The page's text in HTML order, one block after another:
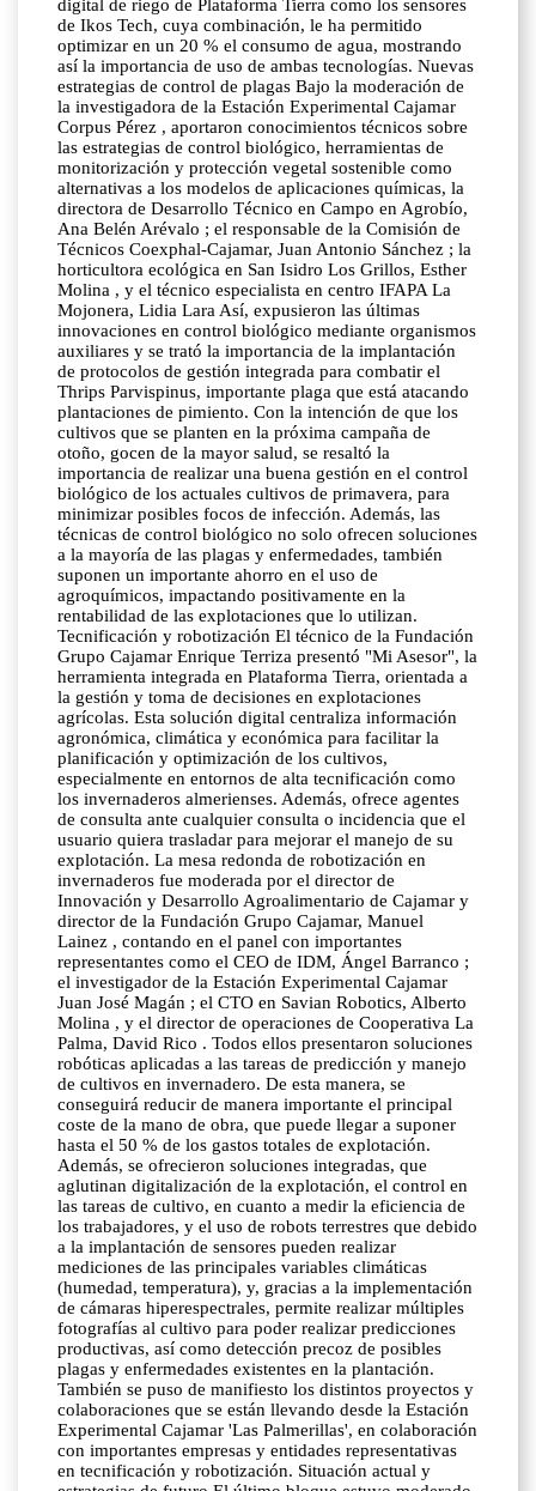
digital de riego de Plataforma Tierra como los sensores
de Ikos Tech, cuya combinación, le ha permitido
optimizar en un 20 % el consumo de agua, mostrando
así la importancia de uso de ambas tecnologías. Nuevas
estrategias de control de plagas Bajo la moderación de
la investigadora de la Estación Experimental Cajamar
Corpus Pérez , aportaron conocimientos técnicos sobre
las estrategias de control biológico, herramientas de
monitorización y protección vegetal sostenible como
alternativas a los modelos de aplicaciones químicas, la
directora de Desarrollo Técnico en Campo en Agrobío,
Ana Belén Arévalo ; el responsable de la Comisión de
Técnicos Coexphal-Cajamar, Juan Antonio Sánchez ; la
horticultora ecológica en San Isidro Los Grillos, Esther
Molina , y el técnico especialista en centro IFAPA La
Mojonera, Lidia Lara Así, expusieron las últimas
innovaciones en control biológico mediante organismos
auxiliares y se trató la importancia de la implantación
de protocolos de gestión integrada para combatir el
Thrips Parvispinus, importante plaga que está atacando
plantaciones de pimiento. Con la intención de que los
cultivos que se planten en la próxima campaña de
otoño, gocen de la mayor salud, se resaltó la
importancia de realizar una buena gestión en el control
biológico de los actuales cultivos de primavera, para
minimizar posibles focos de infección. Además, las
técnicas de control biológico no solo ofrecen soluciones
a la mayoría de las plagas y enfermedades, también
suponen un importante ahorro en el uso de
agroquímicos, impactando positivamente en la
rentabilidad de las explotaciones que lo utilizan.
Tecnificación y robotización El técnico de la Fundación
Grupo Cajamar Enrique Terriza presentó "Mi Asesor", la
herramienta integrada en Plataforma Tierra, orientada a
la gestión y toma de decisiones en explotaciones
agrícolas. Esta solución digital centraliza información
agronómica, climática y económica para facilitar la
planificación y optimización de los cultivos,
especialmente en entornos de alta tecnificación como
los invernaderos almerienses. Además, ofrece agentes
de consulta ante cualquier consulta o incidencia que el
usuario quiera trasladar para mejorar el manejo de su
explotación. La mesa redonda de robotización en
invernaderos fue moderada por el director de
Innovación y Desarrollo Agroalimentario de Cajamar y
director de la Fundación Grupo Cajamar, Manuel
Lainez , contando en el panel con importantes
representantes como el CEO de IDM, Ángel Barranco ;
el investigador de la Estación Experimental Cajamar
Juan José Magán ; el CTO en Savian Robotics, Alberto
Molina , y el director de operaciones de Cooperativa La
Palma, David Rico . Todos ellos presentaron soluciones
robóticas aplicadas a las tareas de predicción y manejo
de cultivos en invernadero. De esta manera, se
conseguirá reducir de manera importante el principal
coste de la mano de obra, que puede llegar a suponer
hasta el 50 % de los gastos totales de explotación.
Además, se ofrecieron soluciones integradas, que
aglutinan digitalización de la explotación, el control en
las tareas de cultivo, en cuanto a medir la eficiencia de
los trabajadores, y el uso de robots terrestres que debido
a la implantación de sensores pueden realizar
mediciones de las principales variables climáticas
(humedad, temperatura), y, gracias a la implementación
de cámaras hiperespectrales, permite realizar múltiples
fotografías al cultivo para poder realizar predicciones
productivas, así como detección precoz de posibles
plagas y enfermedades existentes en la plantación.
También se puso de manifiesto los distintos proyectos y
colaboraciones que se están llevando desde la Estación
Experimental Cajamar 'Las Palmerillas', en colaboración
con importantes empresas y entidades representativas
en tecnificación y robotización. Situación actual y